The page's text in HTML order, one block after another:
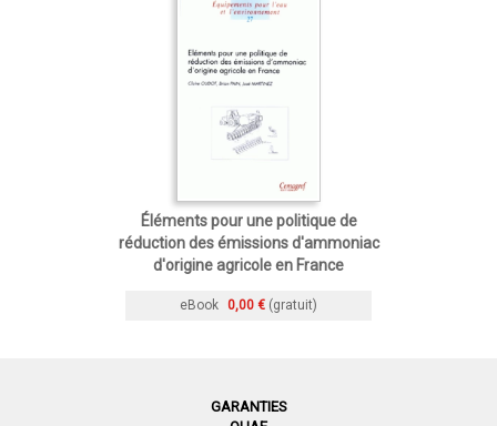
Éléments pour une politique de
réduction des émissions d'ammoniac
d'origine agricole en France
eBook 0,00 € (gratuit)
GARANTIES